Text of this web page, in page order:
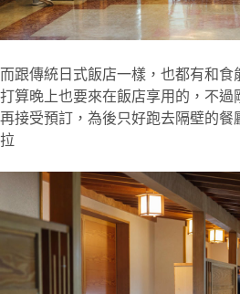
而跟傳統日式飯店一樣，也都有和
打算晚上也要來在飯店享用的，不過
再接受預訂，為後只好跑去隔壁的餐
拉